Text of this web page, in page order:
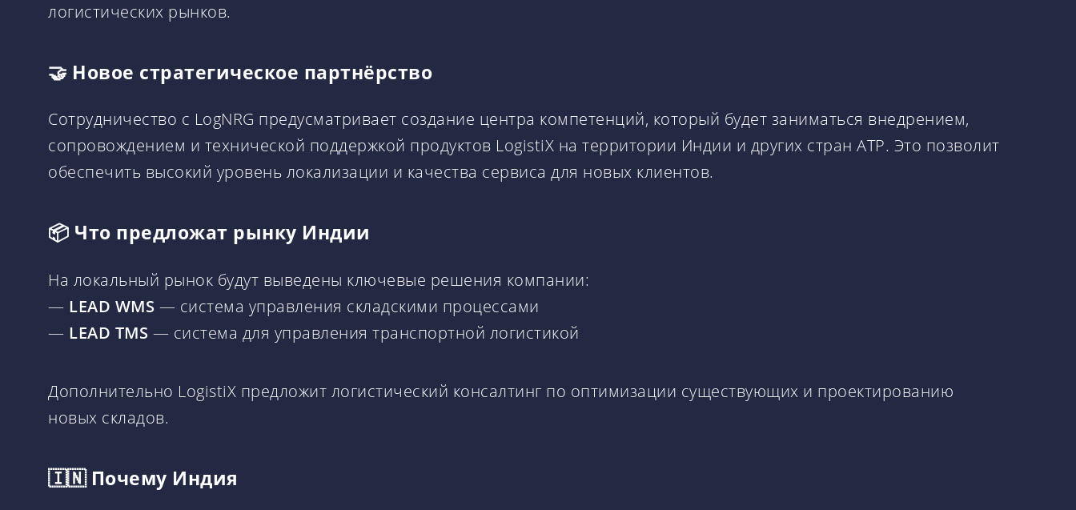
логистических рынков.
🤝 Новое стратегическое партнёрство
Сотрудничество с LogNRG предусматривает создание центра компетенций, который будет заниматься внедрением,
сопровождением и технической поддержкой продуктов LogistiX на территории Индии и других стран АТР. Это позволит
обеспечить высокий уровень локализации и качества сервиса для новых клиентов.
📦 Что предложат рынку Индии
На локальный рынок будут выведены ключевые решения компании:
— LEAD WMS — система управления складскими процессами
— LEAD TMS — система для управления транспортной логистикой
Дополнительно LogistiX предложит логистический консалтинг по оптимизации существующих и проектированию
новых складов.
🇮🇳 Почему Индия